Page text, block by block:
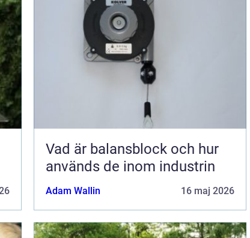
Vad är balansblock och hur
används de inom industrin
Adam Wallin 16 maj 2026